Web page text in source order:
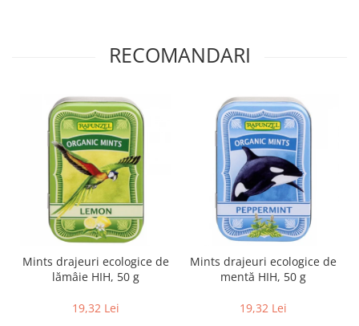
Sosuri bio din tomate
Lapte bio si bauturi vegetale
Sirop bio
Sucuri din fructe si legume bio
Superalimente
Pudre proteice bio
Superalimente bio
Uleiuri, grasimi si otet
Otet bio
Ulei de masline bio
RECOMANDARI
Mints drajeuri ecologice de
lămâie HIH, 50 g
19,32 Lei
Mints drajeuri ecologice de
mentă HIH, 50 g
19,32 Lei